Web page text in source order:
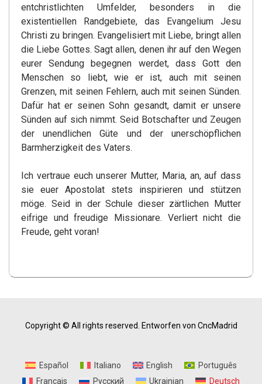
entchristlichten Umfelder, besonders in die
existentiellen Randgebiete, das Evangelium Jesu
Christi zu bringen. Evangelisiert mit Liebe, bringt allen
die Liebe Gottes. Sagt allen, denen ihr auf den Wegen
eurer Sendung begegnen werdet, dass Gott den
Menschen so liebt, wie er ist, auch mit seinen
Grenzen, mit seinen Fehlern, auch mit seinen Sünden.
Dafür hat er seinen Sohn gesandt, damit er unsere
Sünden auf sich nimmt. Seid Botschafter und Zeugen
der unendlichen Güte und der unerschöpflichen
Barmherzigkeit des Vaters.
Ich vertraue euch unserer Mutter, Maria, an, auf dass
sie euer Apostolat stets inspirieren und stützen
möge. Seid in der Schule dieser zärtlichen Mutter
eifrige und freudige Missionare. Verliert nicht die
Freude, geht voran!
Copyright © All rights reserved. Entworfen von CncMadrid
Español Italiano English
Português
Français
Русский Ukrainian Deutsch